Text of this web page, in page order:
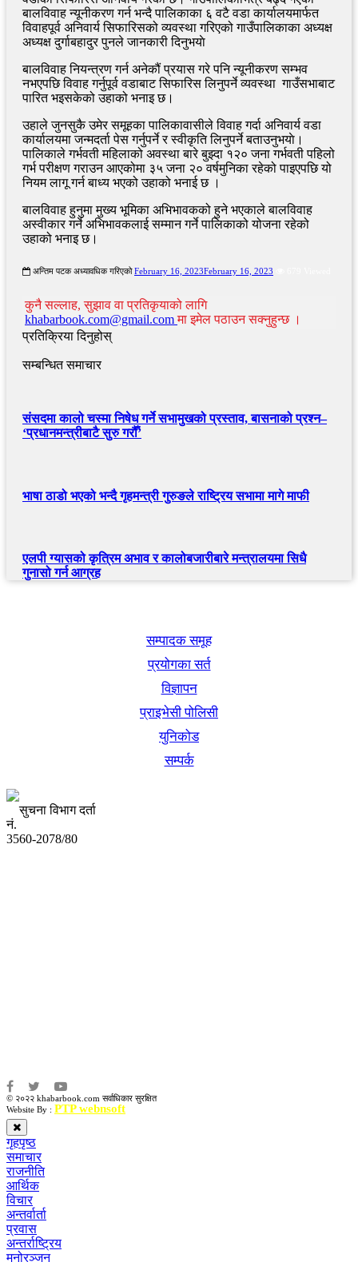
बालविवाह न्यूनीकरण गर्न भन्दै पालिकाका ६ वटै वडा कार्यालयमार्फत
विवाहपूर्व अनिवार्य सिफारिसको व्यवस्था गरिएको गाउँपालिकाका अध्यक्ष
अध्यक्ष दुर्गाबहादुर पुनले जानकारी दिनुभयाे
बालविवाह नियन्त्रण गर्न अनेकौं प्रयास गरे पनि न्यूनीकरण सम्भव
नभएपछि विवाह गर्नुपूर्व वडाबाट सिफारिस लिनुपर्ने व्यवस्था गाउँसभाबाट
पारित भइसकेको उहाको भनाइ छ।
उहाले जुनसुकै उमेर समूहका पालिकावासीले विवाह गर्दा अनिवार्य वडा
कार्यालयमा जन्मदर्ता पेस गर्नुपर्ने र स्वीकृति लिनुपर्ने बताउनुभयाे।
पालिकाले गर्भवती महिलाको अवस्था बारे बुझ्दा १२० जना गर्भवती पहिलो
गर्भ परीक्षण गराउन आएकोमा ३५ जना २० वर्षमुनिका रहेको पाइएपछि यो
नियम लागू गर्न बाध्य भएको उहाको भनाई छ ।
बालविवाह हुनुमा मुख्य भूमिका अभिभावकको हुने भएकाले बालविवाह
अस्वीकार गर्ने अभिभावकलाई सम्मान गर्ने पालिकाको योजना रहेको
उहाको भनाइ छ।
अन्तिम पटक अध्यावधिक गरिएको February 16, 2023February 16, 2023
कुनै सल्लाह, सुझाव वा प्रतिकृयाको लागि
khabarbook.com@gmail.comमा इमेल पठाउन सक्नुहुन्छ ।
प्रतिक्रिया दिनुहोस्
सम्बन्धित समाचार
संसदमा कालो चस्मा निषेध गर्ने सभामुखको प्रस्ताव, बासनाको प्रश्न–
‘प्रधानमन्त्रीबाटै सुरु गरौँ’
भाषा ठाडो भएको भन्दै गृहमन्त्री गुरुङले राष्ट्रिय सभामा मागे माफी
एलपी ग्यासको कृत्रिम अभाव र कालोबजारीबारे मन्त्रालयमा सिधै
गुनासो गर्न आग्रह
सम्पादक समूह
प्रयोगका सर्त
विज्ञापन
प्राइभेसी पोलिसी
युनिकोड
सम्पर्क
सुचना विभाग दर्ता
नं.
3560-2078/80
© २०२२ khabarbook.com सर्वाधिकार सुरक्षित
Website By : PTP webnsoft
गृहपृष्ठ
समाचार
राजनीति
आर्थिक
विचार
अन्तर्वार्ता
प्रवास
अन्तर्राष्ट्रिय
मनोरञ्जन